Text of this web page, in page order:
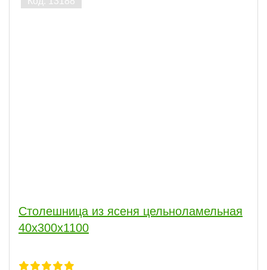
Столешница из ясеня цельноламельная
40х300х1100